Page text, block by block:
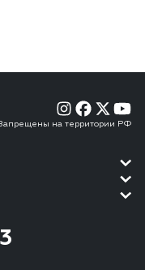
на территории РФ